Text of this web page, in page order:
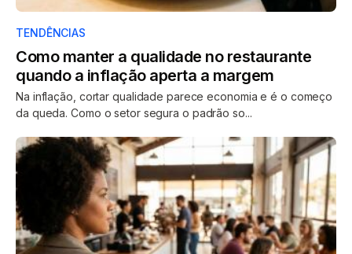
TENDÊNCIAS
Como manter a qualidade no restaurante
quando a inflação aperta a margem
Na inflação, cortar qualidade parece economia e é o começo
da queda. Como o setor segura o padrão so...